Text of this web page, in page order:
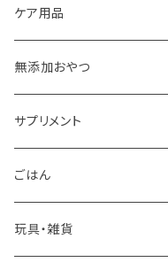
ケア用品
肉球バーム
ドッグソープ
保湿・除菌・虫除け
保湿剤
おくち・おめめ・おみみ
無添加おやつ
お肉
お魚
その他（乳製品・果物野菜）
サプリメント
皮膚被毛
関節・骨
ごはん
手作り補助
玩具・雑貨